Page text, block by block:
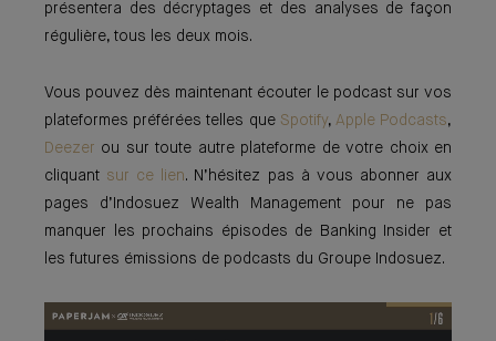
présentera des décryptages et des analyses de façon
régulière, tous les deux mois.
Vous pouvez dès maintenant écouter le podcast sur vos
plateformes préférées telles que Spotify, Apple Podcasts,
Deezer ou sur toute autre plateforme de votre choix en
cliquant sur ce lien. N’hésitez pas à vous abonner aux
pages d’Indosuez Wealth Management pour ne pas
manquer les prochains épisodes de Banking Insider et
les futures émissions de podcasts du Groupe Indosuez.